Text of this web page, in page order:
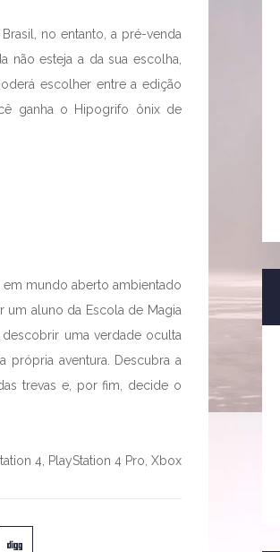
no entanto, a pré-venda
não esteja a da sua escolha,
escolher entre a edição
ganha o Hipogrifo ônix de
mundo aberto ambientado
um aluno da Escola de Magia
uma verdade oculta
aventura. Descubra a
trevas e, por fim, decide o
4, PlayStation 4 Pro, Xbox